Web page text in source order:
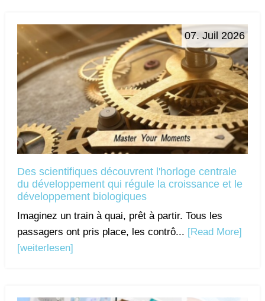
07. Juil 2026
Des scientifiques découvrent l'horloge centrale
du développement qui régule la croissance et le
développement biologiques
Imaginez un train à quai, prêt à partir. Tous les
passagers ont pris place, les contrô... [Read More]
[weiterlesen]